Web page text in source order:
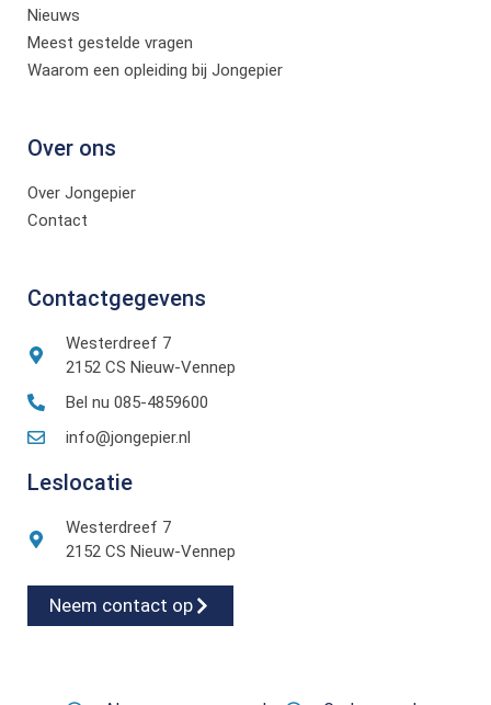
Nieuws
Meest gestelde vragen
Waarom een opleiding bij Jongepier
Over ons
Over Jongepier
Contact
Contactgegevens
Westerdreef 7
2152 CS Nieuw-Vennep
Bel nu 085-4859600
info@jongepier.nl
Leslocatie
Westerdreef 7
2152 CS Nieuw-Vennep
Neem contact op